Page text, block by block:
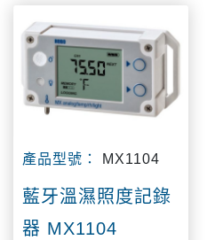
產品型號： MX1104
藍牙溫濕照度記錄
器 MX1104